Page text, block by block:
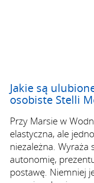
Jakie są
osobiste Stelli
Przy Marsie w
elastyczna, ale
niezależna. Wyraża
autonomię,
postawę. Niemniej